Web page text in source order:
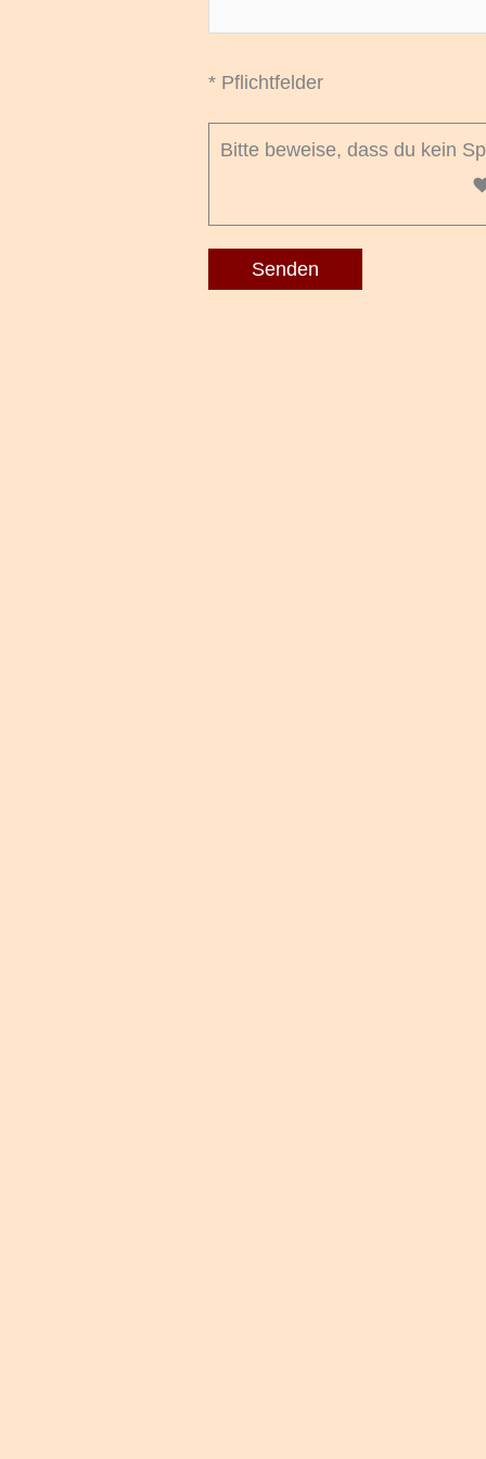
* Pflichtfelder
Bitte beweise, dass du kein